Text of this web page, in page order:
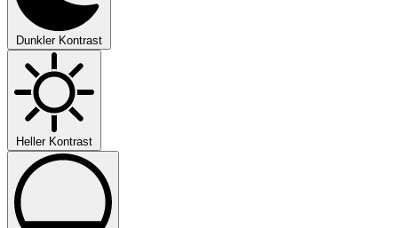
Dunkler Kontrast
Heller Kontrast